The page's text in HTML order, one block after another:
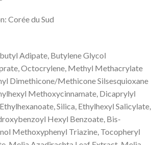
Corée du Sud
Adipate, Butylene Glycol
Octocrylene, Methyl Methacrylate
Dimethicone/Methicone Silsesquioxane
Methoxycinnamate, Dicaprylyl
Silica, Ethylhexyl Salicylate,
Hexyl Benzoate, Bis-
Methoxyphenyl Triazine, Tocopheryl